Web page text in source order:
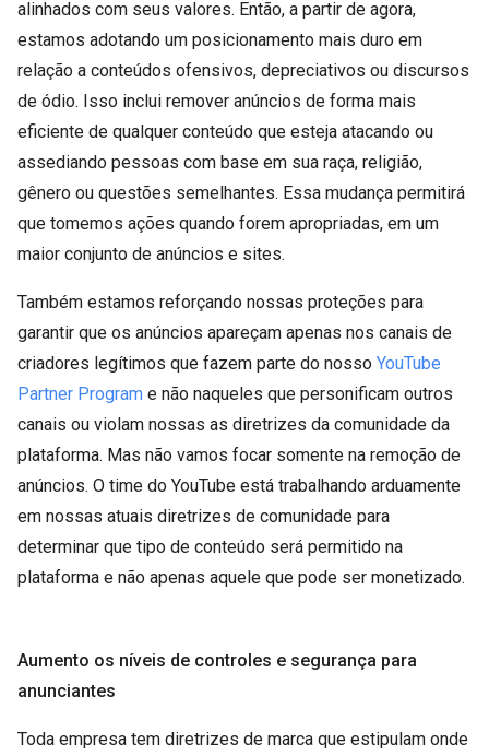
alinhados com seus valores. Então, a partir de agora,
estamos adotando um posicionamento mais duro em
relação a conteúdos ofensivos, depreciativos ou discursos
de ódio. Isso inclui remover anúncios de forma mais
eficiente de qualquer conteúdo que esteja atacando ou
assediando pessoas com base em sua raça, religião,
gênero ou questões semelhantes. Essa mudança permitirá
que tomemos ações quando forem apropriadas, em um
maior conjunto de anúncios e sites.
Também estamos reforçando nossas proteções para
garantir que os anúncios apareçam apenas nos canais de
criadores legítimos que fazem parte do nosso YouTube
Partner Program e não naqueles que personificam outros
canais ou violam nossas as diretrizes da comunidade da
plataforma. Mas não vamos focar somente na remoção de
anúncios. O time do YouTube está trabalhando arduamente
em nossas atuais diretrizes de comunidade para
determinar que tipo de conteúdo será permitido na
plataforma e não apenas aquele que pode ser monetizado.
Aumento os níveis de controles e segurança para
anunciantes
Toda empresa tem diretrizes de marca que estipulam onde